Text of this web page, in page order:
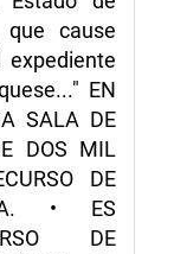
que cause
EN
SALA DE
DOS MIL
DE
CA. • ES
DE